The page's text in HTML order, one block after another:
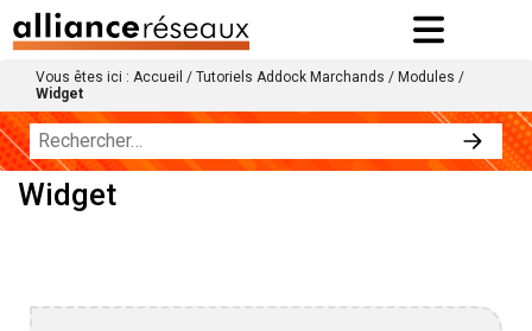
Vous êtes ici : Accueil / Tutoriels Addock Marchands / Modules /
Widget
Widget